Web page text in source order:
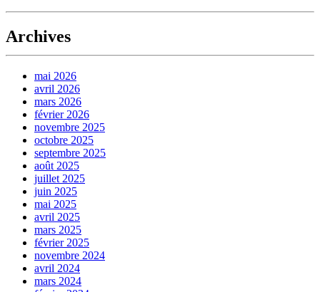
Archives
mai 2026
avril 2026
mars 2026
février 2026
novembre 2025
octobre 2025
septembre 2025
août 2025
juillet 2025
juin 2025
mai 2025
avril 2025
mars 2025
février 2025
novembre 2024
avril 2024
mars 2024